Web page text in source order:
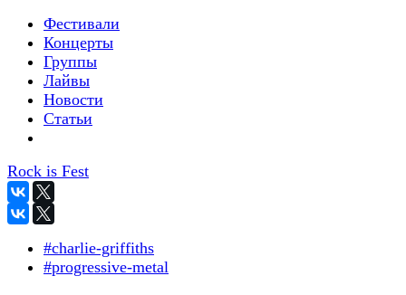
Фестивали
Концерты
Группы
Лайвы
Новости
Статьи
Rock is Fest
#charlie-griffiths
#progressive-metal